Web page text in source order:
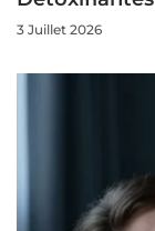
3 Juillet 2026